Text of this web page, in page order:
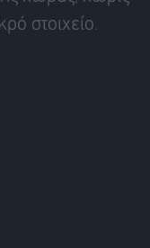
στοιχείο.